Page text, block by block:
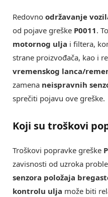
Redovno održavanje
od pojave greške P0011.
motornog ulja i filtera,
strane proizvođača, kao i
vremenskog lanca/
zamena neispravnih
sprečiti pojavu ove greške.
Koji su troškovi
Troškovi popravke greške
zavisnosti od uzroka
senzora položaja
kontrolu ulja može biti